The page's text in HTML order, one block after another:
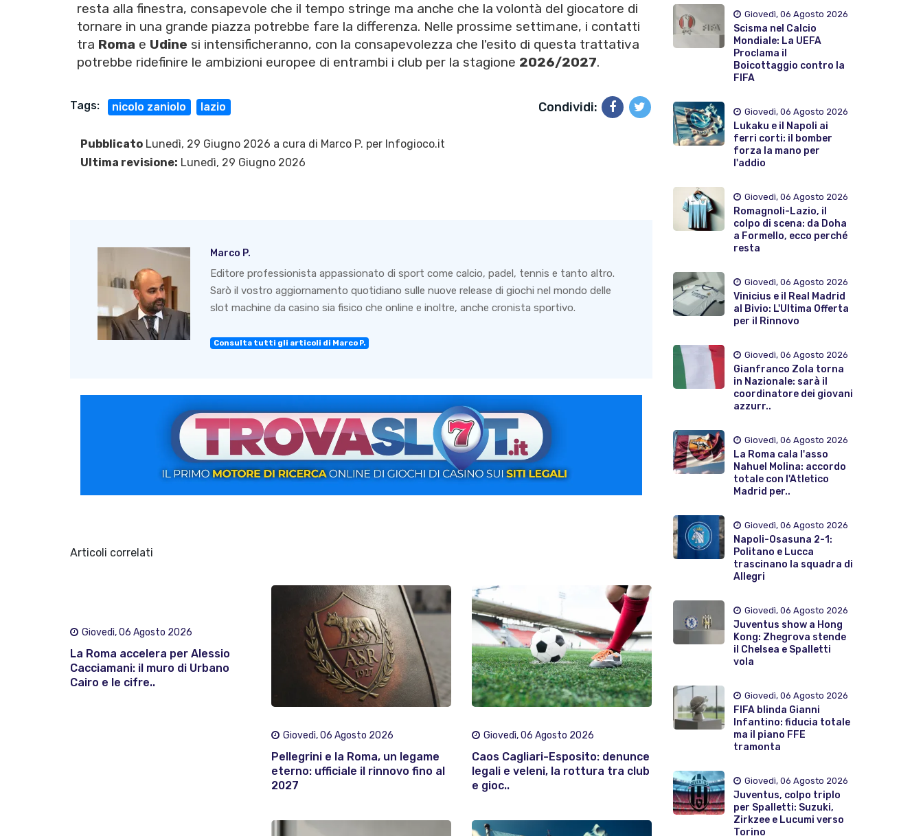
resta alla finestra, consapevole che il tempo stringe ma anche che la volontà del giocatore di
tornare in una grande piazza potrebbe fare la differenza. Nelle prossime settimane, i contatti
tra Roma e Udine si intensificheranno, con la consapevolezza che l'esito di questa trattativa
potrebbe ridefinire le ambizioni europee di entrambi i club per la stagione 2026/2027.
Tags: nicolo zaniolo lazio Condividi:
Pubblicato Lunedì, 29 Giugno 2026 a cura di Marco P. per Infogioco.it
Ultima revisione: Lunedì, 29 Giugno 2026
Marco P.
Editore professionista appassionato di sport come calcio, padel, tennis e tanto altro.
Sarò il vostro aggiornamento quotidiano sulle nuove release di giochi nel mondo delle
slot machine da casino sia fisico che online e inoltre, anche cronista sportivo.
Consulta tutti gli articoli di Marco P.
Articoli correlati
Giovedì, 06 Agosto 2026
La Roma accelera per Alessio
Cacciamani: il muro di Urbano
Cairo e le cifre..
Giovedì, 06 Agosto 2026
Pellegrini e la Roma, un legame
eterno: ufficiale il rinnovo fino al
2027
Giovedì, 06 Agosto 2026
Caos Cagliari-Esposito: denunce
legali e veleni, la rottura tra club
e gioc..
Giovedì, 06 Agosto 2026
Scisma nel Calcio
Mondiale: La UEFA
Proclama il
Boicottaggio contro la
FIFA
Giovedì, 06 Agosto 2026
Lukaku e il Napoli ai
ferri corti: il bomber
forza la mano per
l'addio
Giovedì, 06 Agosto 2026
Romagnoli-Lazio, il
colpo di scena: da Doha
a Formello, ecco perché
resta
Giovedì, 06 Agosto 2026
Vinicius e il Real Madrid
al Bivio: L'Ultima Offerta
per il Rinnovo
Giovedì, 06 Agosto 2026
Gianfranco Zola torna
in Nazionale: sarà il
coordinatore dei giovani
azzurr..
Giovedì, 06 Agosto 2026
La Roma cala l'asso
Nahuel Molina: accordo
totale con l'Atletico
Madrid per..
Giovedì, 06 Agosto 2026
Napoli-Osasuna 2-1:
Politano e Lucca
trascinano la squadra di
Allegri
Giovedì, 06 Agosto 2026
Juventus show a Hong
Kong: Zhegrova stende
il Chelsea e Spalletti
vola
Giovedì, 06 Agosto 2026
FIFA blinda Gianni
Infantino: fiducia totale
ma il piano FFE
tramonta
Giovedì, 06 Agosto 2026
Juventus, colpo triplo
per Spalletti: Suzuki,
Zirkzee e Lucumi verso
Torino